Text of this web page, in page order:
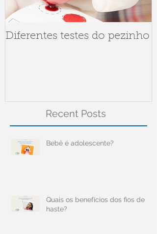
Diferentes testes do pezinho
Recent Posts
Bebê é adolescente?
Quais os benefícios dos fios de
haste?